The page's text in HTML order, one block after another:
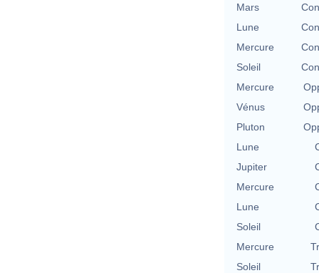
Mars
Lune
Mercure
Soleil
Mercure
Vénus
Pluton
Lune
Jupiter
Mercure
Lune
Soleil
Mercure
Soleil